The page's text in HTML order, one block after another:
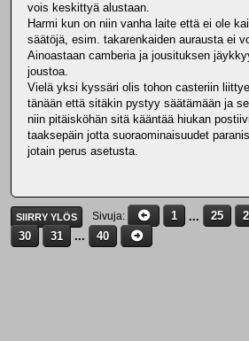
vois keskittyä alustaan.
Harmi kun on niin vanha laite että ei ole
säätöjä, esim. takarenkaiden aurausta ei
Ainoastaan camberia ja jousituksen
joustoa.
Vielä yksi kyssäri olis tohon casteriin
tänään että sitäkin pystyy säätämään ja
niin pitäisköhän sitä kääntää hiukan
taaksepäin jotta suoraominaisuudet
jotain perus asetusta.
SIIRRY YLÖS Sivuja 1 ... 25
30
31 ... 40